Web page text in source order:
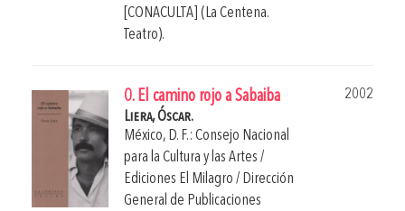
[CONACULTA] (La Centena.
Teatro).
0. El camino rojo a Sabaiba
2002
Liera, Óscar.
México, D. F.: Consejo Nacional
para la Cultura y las Artes /
Ediciones El Milagro / Dirección
General de Publicaciones